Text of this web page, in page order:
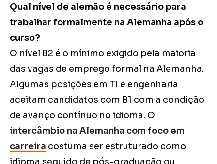
Qual nível de alemão é necessário para
trabalhar formalmente na Alemanha após o
curso?
O nível B2 é o mínimo exigido pela maioria
das vagas de emprego formal na Alemanha.
Algumas posições em TI e engenharia
aceitam candidatos com B1 com a condição
de avanço contínuo no idioma. O
intercâmbio na Alemanha com foco em
carreira costuma ser estruturado como
idioma seguido de pós-graduação ou